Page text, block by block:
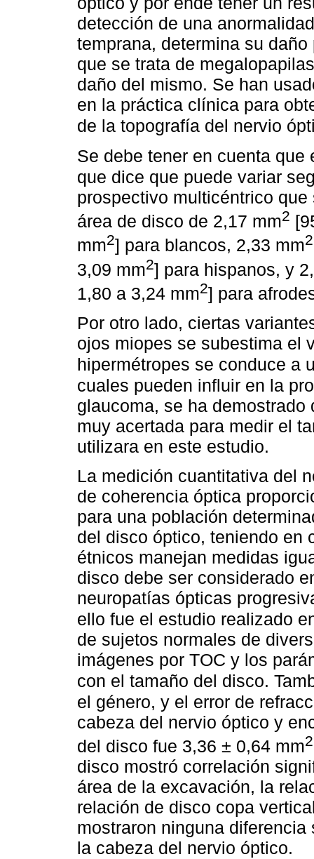
detección de una
temprana, determina su
que se trata de
daño del mismo. Se han
en la práctica clínica para
de la topografía del nervio
Se debe tener en cuenta
que dice que puede variar
prospectivo multicéntrico
área de disco de 2,17 mm2
mm2] para blancos, 2,33 mm2
3,09 mm2] para hispanos, y
1,80 a 3,24 mm2] para
Por otro lado, ciertas
ojos miopes se subestima el
hipermétropes se conduce a
cuales pueden influir en la
glaucoma, se ha
muy acertada para medir el
utilizara en este estudio.
La medición cuantitativa del
de coherencia óptica
para una población
del disco óptico, teniendo en
étnicos manejan medidas
disco debe ser considerado
neuropatías ópticas
ello fue el estudio realizado
de sujetos normales de
imágenes por TOC y los
con el tamaño del disco.
el género, y el error de
cabeza del nervio óptico y
del disco fue 3,36 ± 0,64 mm2
disco mostró correlación
área de la excavación, la
relación de disco copa
mostraron ninguna
la cabeza del nervio óptico.